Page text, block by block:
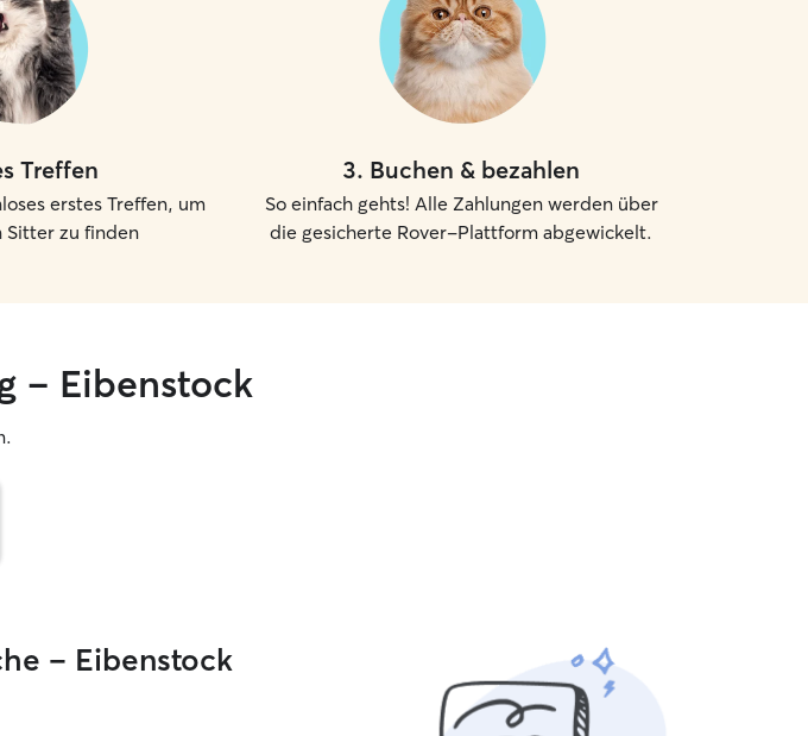
Treffen
erstes Treffen, um
Sitter zu finden
3. Buchen & bezahlen
So einfach gehts! Alle Zahlungen werden über
die gesicherte Rover-Plattform abgewickelt.
– Eibenstock
– Eibenstock